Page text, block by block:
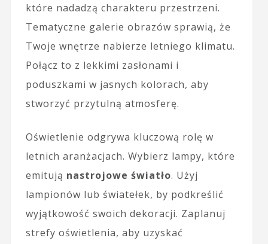
które nadadzą charakteru przestrzeni.
Tematyczne galerie obrazów sprawią, że
Twoje wnętrze nabierze letniego klimatu.
Połącz to z lekkimi zasłonami i
poduszkami w jasnych kolorach, aby
stworzyć przytulną atmosferę.
Oświetlenie odgrywa kluczową rolę w
letnich aranżacjach. Wybierz lampy, które
emitują nastrojowe światło. Użyj
lampionów lub światełek, by podkreślić
wyjątkowość swoich dekoracji. Zaplanuj
strefy oświetlenia, aby uzyskać